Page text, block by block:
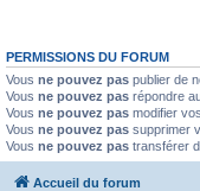
PERMISSIONS DU FORUM
Vous ne pouvez pas publier de
Vous ne pouvez pas répondre
Vous ne pouvez pas modifier
Vous ne pouvez pas supprimer
Vous ne pouvez pas transférer
Accueil du forum